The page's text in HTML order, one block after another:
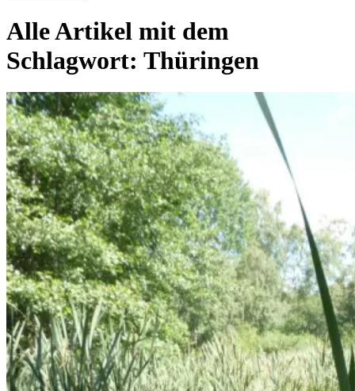
Alle Artikel mit dem
Schlagwort: Thüringen